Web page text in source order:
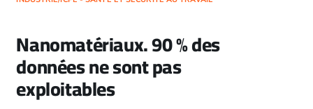
Nanomatériaux. 90 % des
données ne sont pas
exploitables